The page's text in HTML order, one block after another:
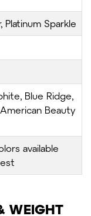
Platinum Sparkle
Blue Ridge,
Beauty
available
WEIGHT